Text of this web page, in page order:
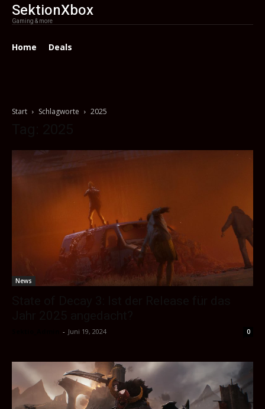
SektionXbox
Gaming & more
Home Deals
Start Schlagworte 2025
News
- Juni 19, 2024 0